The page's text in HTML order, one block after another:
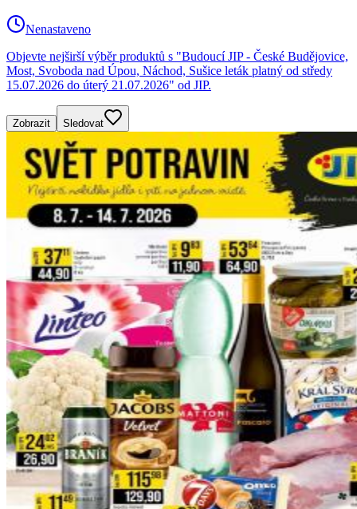
Nenastaveno
Objevte nejširší výběr produktů s "Budoucí JIP - České Budějovice,
Most, Svoboda nad Úpou, Náchod, Sušice leták platný od středy
15.07.2026 do úterý 21.07.2026" od JIP.
Zobrazit Sledovat